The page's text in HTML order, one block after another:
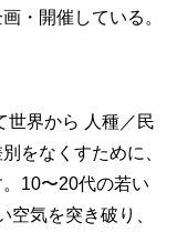
・開催している。
世界から 人種／民
をなくすために、
10〜20代の若い
気を突き破り、